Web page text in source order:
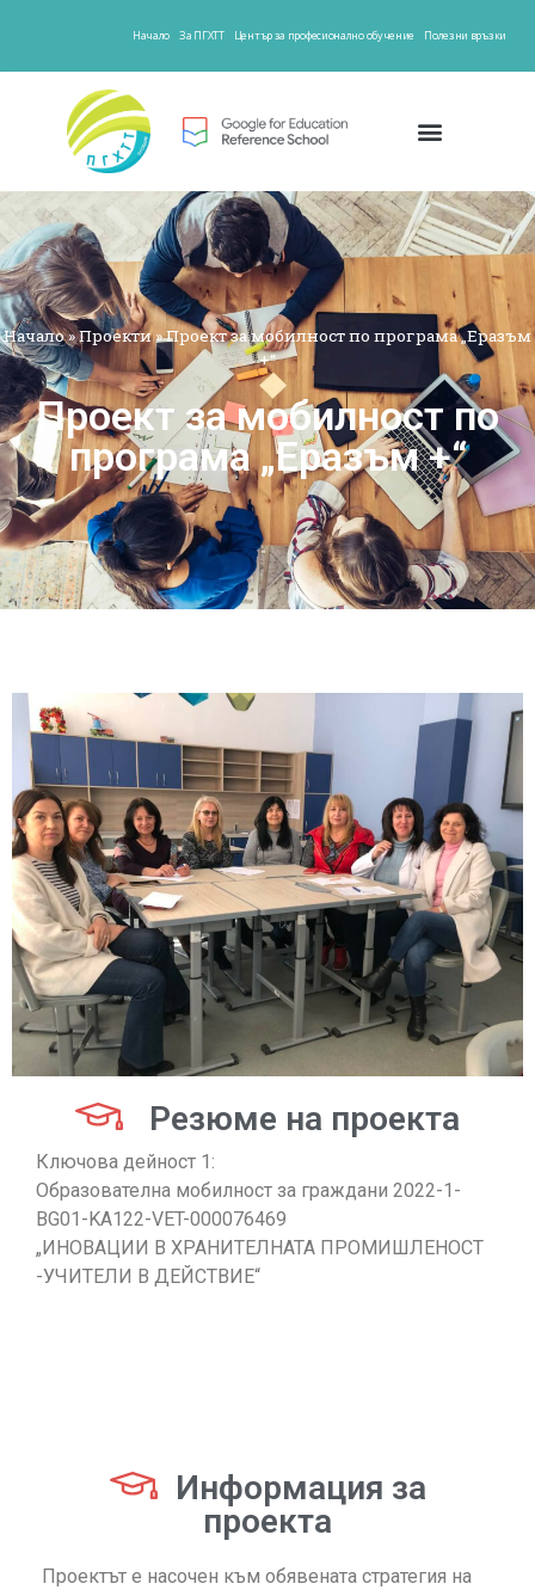
Начало За ПГХТТ Център за професионално обучение Полезни връзки
Начало»Проекти»Проект за мобилност по програма „Еразъм
+“
Проект за мобилност по
програма „Еразъм +“
Резюме на проекта
Ключова дейност 1:
Образователна мобилност за граждани 2022-1-
BG01-KA122-VET-000076469
„ИНОВАЦИИ В ХРАНИТЕЛНАТА ПРОМИШЛЕНОСТ
-УЧИТЕЛИ В ДЕЙСТВИЕ“
Информация за
проекта
Проектът е насочен към обявената стратегия на